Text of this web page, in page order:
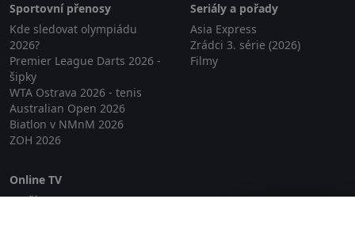
Sportovní přenosy
Kde sledovat olympiádu
2026?
Premier League Darts 2026 -
šipky
WTA Ostrava 2026 - tenis
Australian Open 2026
Biatlon v NMnM 2026
ZOH 2026
Seriály a pořady
Asia Express
Zrádci 3. série (2026)
Filmy
Online TV
Lepší.TV